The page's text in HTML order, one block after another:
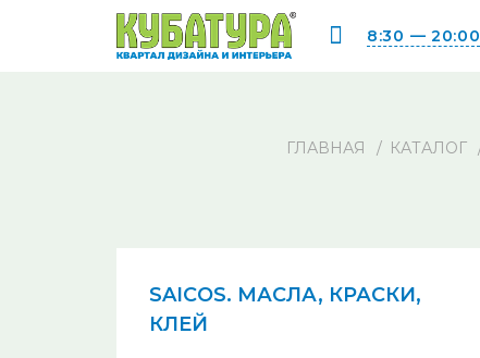
8:30 — 20:00
ГЛАВНАЯ КАТАЛОГ
SAICOS. МАСЛА, КРАСКИ,
КЛЕЙ